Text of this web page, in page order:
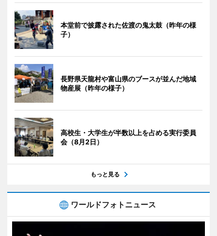
本堂前で披露された佐渡の鬼太鼓（昨年の様
子）
長野県天龍村や富山県のブースが並んだ地域
物産展（昨年の様子）
高校生・大学生が半数以上を占める実行委員
会（8月2日）
もっと見る
ワールドフォトニュース